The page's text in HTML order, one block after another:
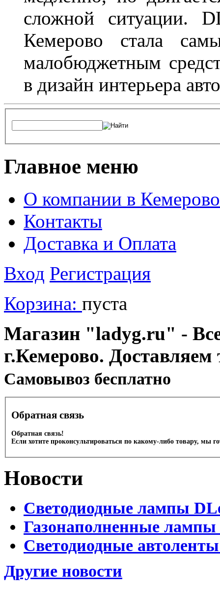
сложной ситуации.
Кемерово стала
малобюджетным
в дизайн интерьера
Главное меню
О компании в Кемерово
Контакты
Доставка и Оплата
Вход Регистрация
Корзина: пуста
Магазин "ladyg.ru" -
г.Кемерово.
Cамовывоз бесплатно
Обратная связь
Обратная связь!
Если хотите проконсультироваться по какому-либо товару, мы
Новости
Светодиодные лампы
Газонаполненные
Светодиодные
Другие новости